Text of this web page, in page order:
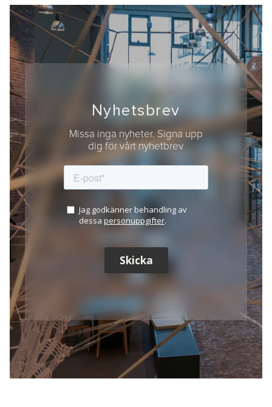
Nyhetsbrev
Missa inga nyheter. Signa upp
dig för vårt nyhetbrev